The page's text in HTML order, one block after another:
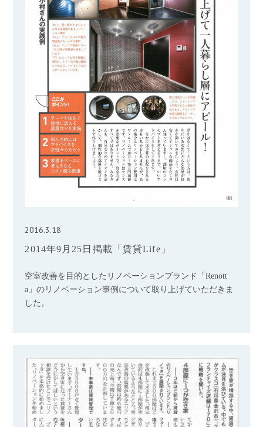
2016.3.18
2014年9月25日掲載「賃貸Life」
空室改善を目的としたリノベーションブランド「Renott
a」のリノベーション事例について取り上げていただきま
した。